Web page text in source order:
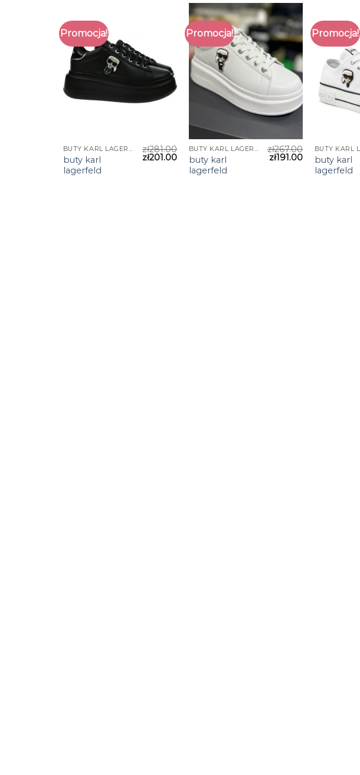
Promocja!
BUTY KARL LAGERFELD
buty karl
lagerfeld
zł281.00
zł201.00
Promocja!
BUTY KARL LAGERFELD
buty karl
lagerfeld
zł267.00
zł191.00
Promocja!
buty karl
lagerfeld